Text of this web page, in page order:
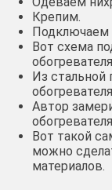
Крепим.
Подключаем
Вот схема
Из стальной
Автор
Вот такой
можно
материалов.